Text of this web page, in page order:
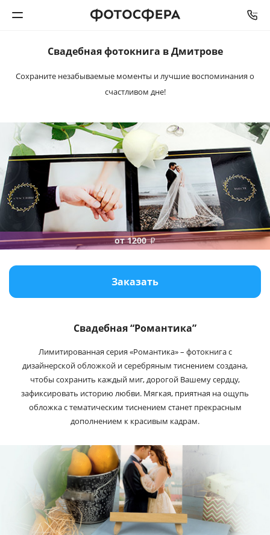
Календари
Интерьерная печать
Фотоподарки
Багетная мастерская
Полиграфия
Свадебнаяфотокнига в Дмитрове
Сохраните незабываемые моменты и лучшие воспоминания о
счастливом дне!
Заказать
от 1200₽
Свадебная “Романтика”
Лимитированная серия «Романтика» – фотокнига с
дизайнерской обложкой и серебряным тиснением создана,
чтобы сохранить каждый миг, дорогой Вашему сердцу,
зафиксировать историю любви. Мягкая, приятная на ощупь
обложка с тематическим тиснением станет прекрасным
дополнением к красивым кадрам.